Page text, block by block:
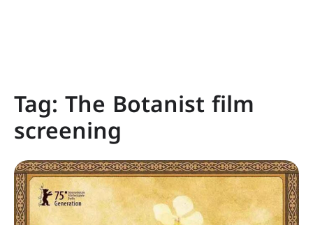
Tag: The Botanist film
screening